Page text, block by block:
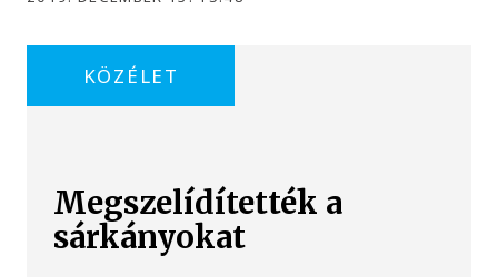
KÖZÉLET
Megszelídítették a
sárkányokat